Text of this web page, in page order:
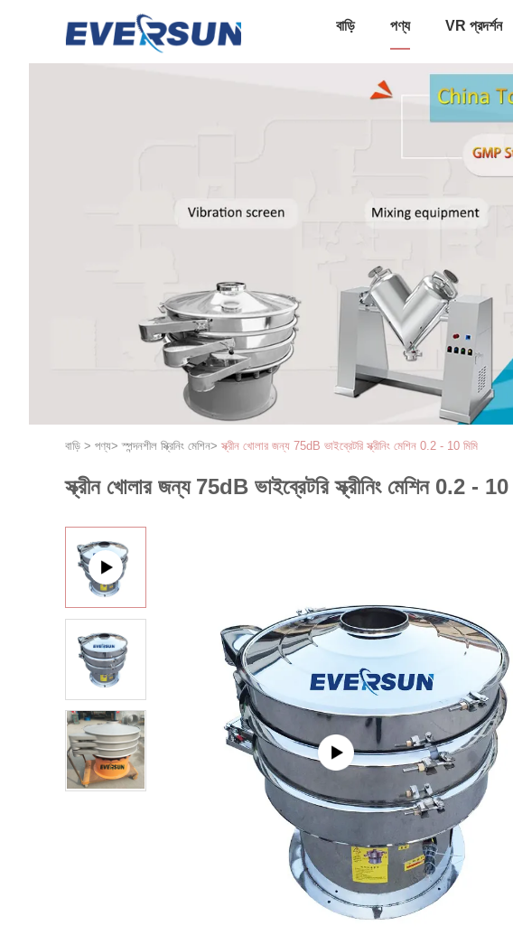
বাড়ি পণ্য VR প্রদর্শন
বাড়ি > পণ্য>স্পন্দনশীল স্ক্রিনিং মেশিন> স্ক্রীন খোলার জন্য 75dB ভাইব্রেটরি স্ক্রীনিং মেশিন 0.2 - 10 মিমি
স্ক্রীন খোলার জন্য 75dB ভাইব্রেটরি স্ক্রীনিং মেশিন 0.2 - 10